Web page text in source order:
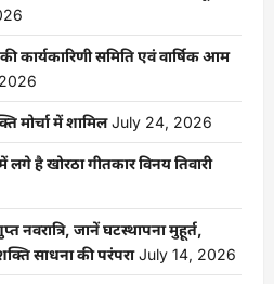
कार्यकारिणी समिति एवं वार्षिक आम
मोर्चा में शामिल July 24, 2026
लगे है खोरठा गीतकार विनय तिवारी
जानें घटस्थापना मुहूर्त,
साधना की परंपरा July 14, 2026